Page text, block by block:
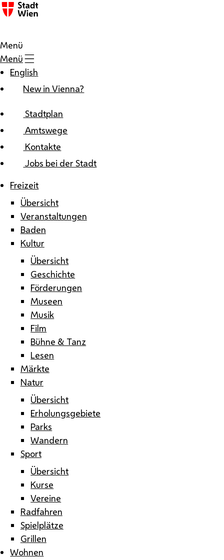
Zum Inhalt
Menü
Menü
English
New in Vienna?
Stadtplan
Amtswege
Kontakte
Jobs bei der Stadt
Freizeit
Übersicht
Veranstaltungen
Baden
Kultur
Übersicht
Geschichte
Förderungen
Museen
Musik
Film
Bühne & Tanz
Lesen
Märkte
Natur
Übersicht
Erholungsgebiete
Parks
Wandern
Sport
Übersicht
Kurse
Vereine
Radfahren
Spielplätze
Grillen
Wohnen